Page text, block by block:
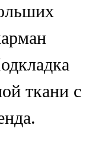
ткани с